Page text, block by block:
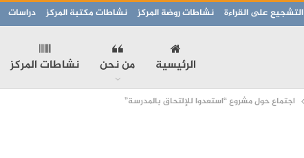
التشجيع على القراءة نشاطات روضة المركز نشاطات مكتبة المركز دراسات
الرئيسية من نحن نشاطات المركز
اجتماع حول مشروع “استعدوا للإلتحاق بالمدرسة”